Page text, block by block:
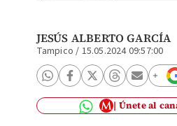
JESÚS ALBERTO GARCÍA
Tampico / 15.05.2024 09:57:00
Únete al